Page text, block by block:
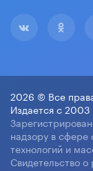
2026 © Все
Издается с 2003
надзору в
технологий и
Свидетельство